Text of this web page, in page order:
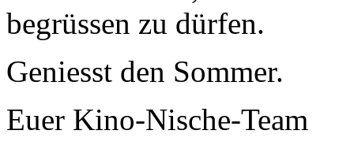
begrüssen zu dürfen.
Geniesst den Sommer.
Euer Kino-Nische-Team